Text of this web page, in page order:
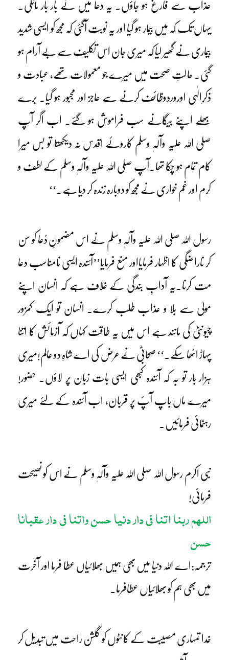
عذاب سے فارغ ہو جاؤں۔ یہ دعا میں نے بار بار مانگی۔
یہاں تک کہ میں بیمار ہو گیا اور یہ نوبت آگئی کہ مجھ کو ایسی شدید
بیماری نے گھیر لیا کہ میری جان اس تکلیف سے بے آرام ہو
گئی۔ حالتِ صحت میں میرے جو معمولات تھے، عبادت و
ذکرِالٰہی اوروردوظائف کرنے سے عاجز اور مجبور ہو گیا۔ برے
بھلے اپنے بیگانے سب فراموش ہو گئے۔ اب اگر آپ
صلی اللہ علیہ وآلہٖ وسلم کاروئے اقدس نہ دیکھتا تو بس میرا
کام تمام ہو چکا تھا۔آپ صلی اللہ علیہ وآلہٖ وسلم کے لطف و
کرم اور غم خواری نے مجھ کو دوبارہ زندہ کر دیا ہے۔‘‘
رسول اللہ صلی اللہ علیہ وآلہٖ وسلم نے اس مضمونِ دُعا کو سن
کر ناراضگی کا اظہار فرمایااور منع فرمایا’’آئندہ ایسی نامناسب دعا
مت کرنا۔یہ آدابِ بندگی کے خلاف ہے کہ انسان اپنے
مولیٰ سے بلا و عذاب طلب کرے۔ انسان تو ایک کمزور
چیونٹی کی مانند ہے اس میں یہ طاقت کہاں کہ آزمائش کا اتنا
پہاڑ اٹھا سکے۔‘‘ صحابیؓ نے عرض کی اے شاہِ دو عالم!میری
ہزار بار تو بہ کہ آئندہ کبھی ایسی بات زبان پر لاؤں۔ حضور!
میرے ماں باپ آپؐ پر قربان، اب آئندہ کے لئے میری
رہنمائی فرمائیں۔
نبی اکرم رسول اللہ صلی اللہ علیہ وآلہٖ وسلم نے اس کو نصیحت
فرمائی!
اللہم ربنا اتنا فی دار دنیا حسن واتنا فی دار عقبانا
حسن
ترجمہ:اے اللہ دنیا میں بھی ہمیں بھلائیاں عطا فرما اور آخرت
میں بھی ہم کو بھلائیاں عطافرما۔
خدا تمہاری مصیبت کے کانٹوں کو گلشن راحت میں تبدیل کر